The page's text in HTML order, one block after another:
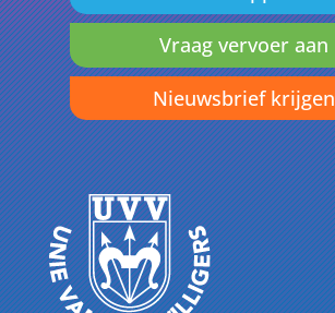
Vraag vervoer aan
Nieuwsbrief krijgen